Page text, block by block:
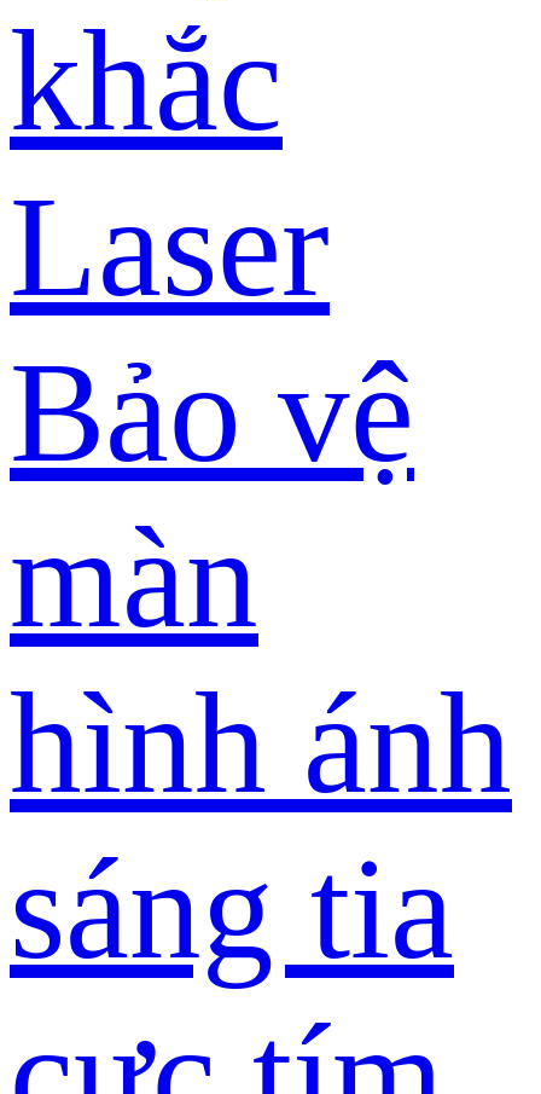
khắc
Laser
Bảo vệ
màn
hình ánh
sáng tia